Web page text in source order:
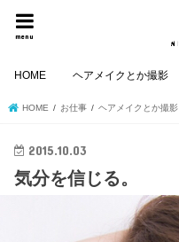
menu
HOME ヘアメイクとか撮影
HOME お仕事 ヘアメイクとか撮影
2015.10.03
気分を信じる。